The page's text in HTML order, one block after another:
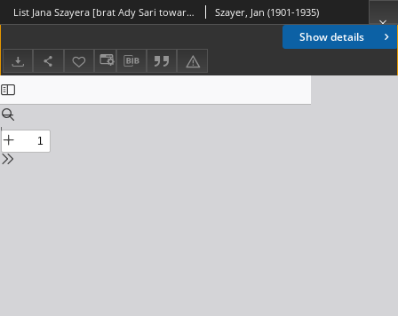
Show details
List Jana Szayera [brat Ady Sari towarzyszący jej w podróżach artystycznych] z 1926-03-14 Szayer, Jan (1901-1935)